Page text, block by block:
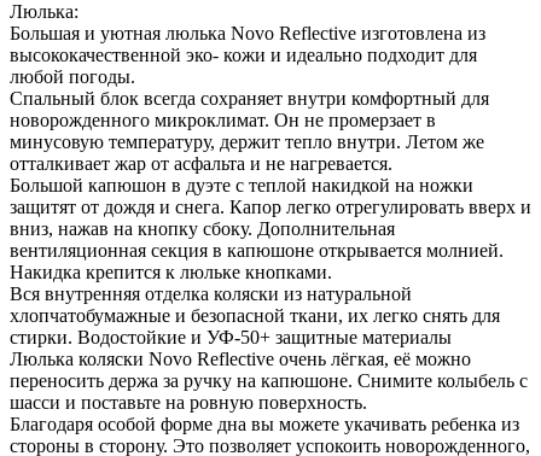
Люлька:
Большая и уютная люлька Novo Reflective изготовлена из
высококачественной эко- кожи и идеально подходит для
любой погоды.
Спальный блок всегда сохраняет внутри комфортный для
новорожденного микроклимат. Он не промерзает в
минусовую температуру, держит тепло внутри. Летом же
отталкивает жар от асфальта и не нагревается.
Большой капюшон в дуэте с теплой накидкой на ножки
защитят от дождя и снега. Капор легко отрегулировать вверх и
вниз, нажав на кнопку сбоку. Дополнительная
вентиляционная секция в капюшоне открывается молнией.
Накидка крепится к люльке кнопками.
Вся внутренняя отделка коляски из натуральной
хлопчатобумажные и безопасной ткани, их легко снять для
стирки. Водостойкие и УФ-50+ защитные материалы
Люлька коляски Novo Reflective очень лёгкая, её можно
переносить держа за ручку на капюшоне. Снимите колыбель с
шасси и поставьте на ровную поверхность.
Благодаря особой форме дна вы можете укачивать ребенка из
стороны в сторону. Это позволяет успокоить новорожденного,